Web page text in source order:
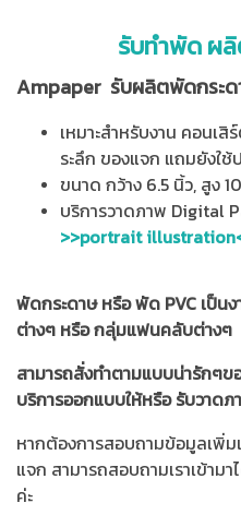
รับทำพัด ผ
Ampaper รับผลิตพัดกระด
เหมาะสำหรับงาน คอนเ
ระลึก ของแจก แถมยังใช้
ขนาด กว้าง 6.5 นิ้ว, สูง
บริการวาดภาพ Digital
>>portrait
พัดกระดาษ หรือ พัด PVC เป็
ต่างๆ หรือ กลุ่มแฟนคลับต่างๆ
สามารถสั่งทำตามแบบน่ารักๆข
บริการออกแบบให้หรือ รับวาด
หากต้องการสอบถามข้อมูลเพิ่
แจก สามารถสอบถามเราเข้าม
ค่ะ